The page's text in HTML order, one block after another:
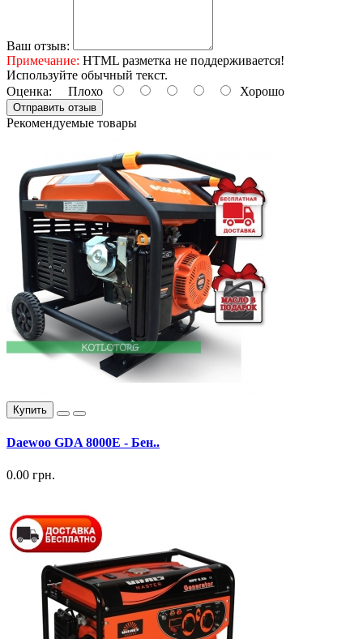
Ваш отзыв:
Примечание: HTML разметка не поддерживается!
Используйте обычный текст.
Оценка: Плохо Хорошо
Отправить отзыв
Рекомендуемые товары
Купить
Daewoo GDA 8000E - Бен..
0.00 грн.